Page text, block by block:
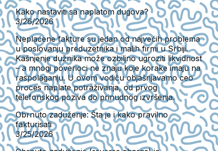
Kako nastaviti sa naplatom dugova?
3/26/2026
Neplaćene fakture su jedan od najvećih problema
u poslovanju preduzetnika i malih firmi u Srbiji.
Kašnjenje dužnika može ozbiljno ugroziti likvidnost
– a mnogi poverioci ne znaju koje korake imaju na
raspolaganju. U ovom vodiču objašnjavamo ceo
proces naplate potraživanja, od prvog
telefonskog poziva do prinudnog izvršenja.
Obrnuto zaduženje: Šta je i kako pravilno
fakturisati
3/25/2026